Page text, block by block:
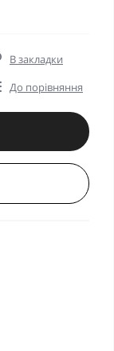
В закладки
До порівняння